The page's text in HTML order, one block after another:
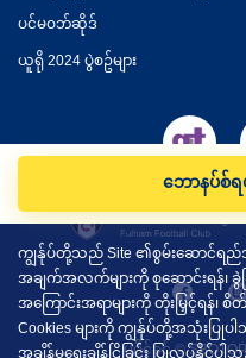
ပင်မဝဘ်ဆိုဒ်
ယူရို 2024 ပွဲစဥ်များ
မူပိုင်ခွင့် ©
ဘောနပ်စ်
ကျွန်ုပ်တို့သည် Site ၏စွမ်းဆောင်ရ
အချက်အလက်များကို စုဆောင်းရန်၊ ခွဲ
အကြောင်းအရာများကို တိုးမြှင့်ရန်၊
Cookies များကို ကျွန်ုပ်တို့အသုံးပြု
အချိန်မရွေးချိန်ငြိခြင်း ပြုလုပ်